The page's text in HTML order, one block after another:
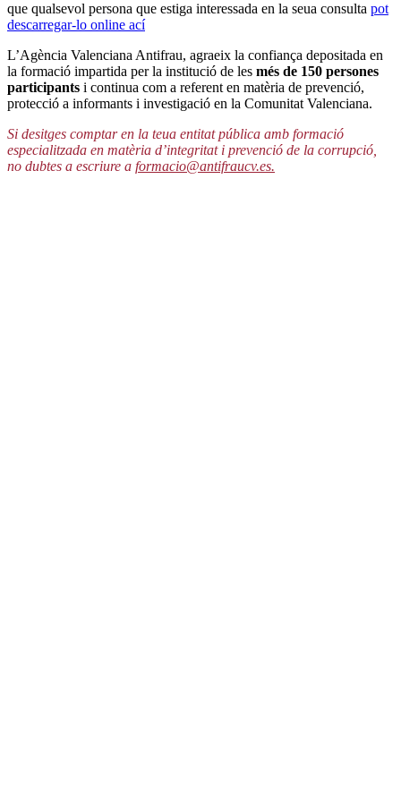
que qualsevol persona que estiga interessada en la seua consulta pot
descarregar-lo online ací
L’Agència Valenciana Antifrau, agraeix la confiança depositada en
la formació impartida per la institució de les més de 150 persones
participants i continua com a referent en matèria de prevenció,
protecció a informants i investigació en la Comunitat Valenciana.
Si desitges comptar en la teua entitat pública amb formació
especialitzada en matèria d’integritat i prevenció de la corrupció,
no dubtes a escriure a formacio@antifraucv.es.